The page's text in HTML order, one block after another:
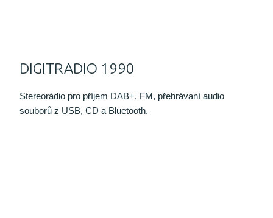
DIGITRADIO 1990
Stereorádio pro příjem DAB+, FM, přehrávaní audio
souborů z USB, CD a Bluetooth.